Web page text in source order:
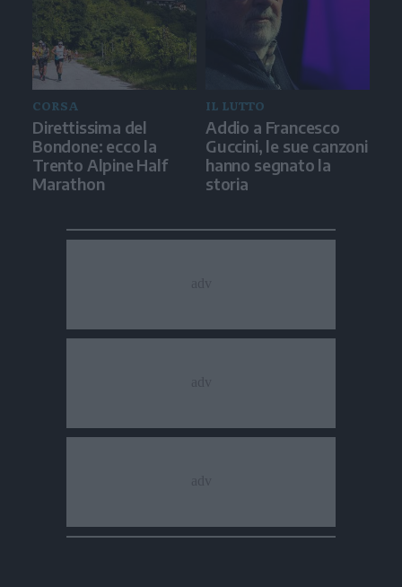
CORSA
Direttissima del
Bondone: ecco la
Trento Alpine Half
Marathon
IL LUTTO
Addio a Francesco
Guccini, le sue canzoni
hanno segnato la
storia